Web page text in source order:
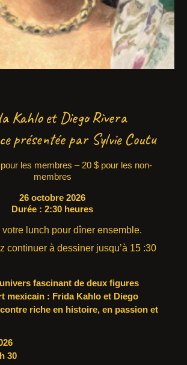
Kahlo et Diego Rivera
présentée par Sylvie Coutu
les membres – 20$ pour les non-
membres
26 octobre 2026
Durée : 2:30 heures
votre lunch pour dîner ensemble.
continuer à dessiner jusqu’à 15 :30
fascinant de deux figures
mexicain : Frida Kahlo et Diego
riche en histoire, en passion et
30